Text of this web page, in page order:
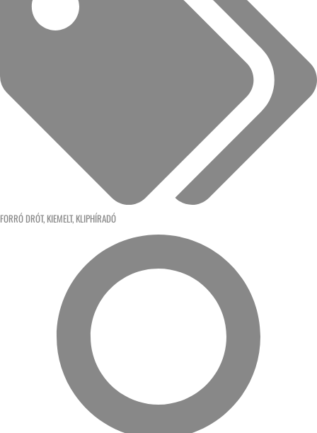
FORRÓ DRÓT, KIEMELT, KLIPHÍRADÓ